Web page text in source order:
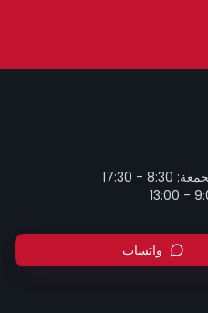
واتساب